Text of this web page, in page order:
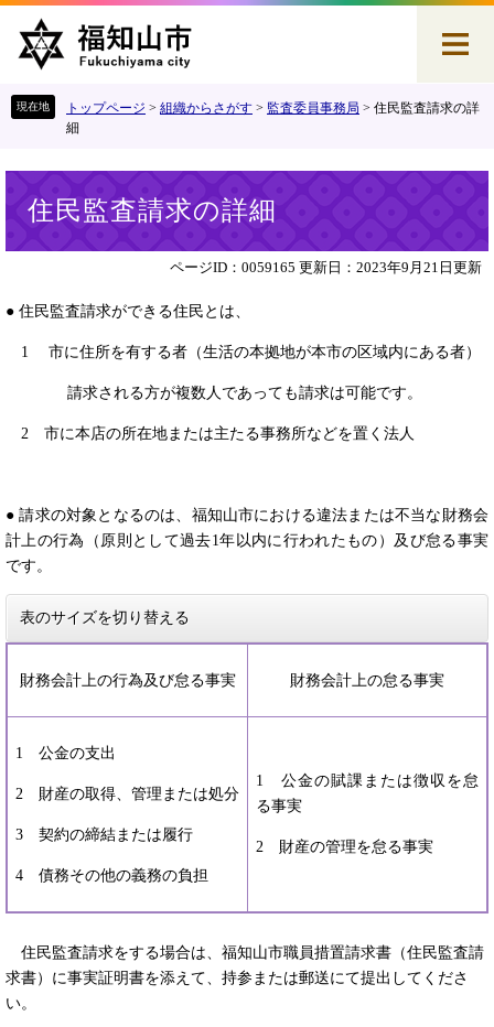
す
し
トップページ > 組織からさがす > 監査委員事務局 > 住民監査請求の詳
細
住民監査請求の詳細
ページID：0059165 更新日：2023年9月21日更新
● 住民監査請求ができる住民とは、
1 市に住所を有する者（生活の本拠地が本市の区域内にある者）
請求される方が複数人であっても請求は可能です。
2 市に本店の所在地または主たる事務所などを置く法人
● 請求の対象となるのは、福知山市における違法または不当な財務会
計上の行為（原則として過去1年以内に行われたもの）及び怠る事実
です。
表のサイズを切り替える
財務会計上の行為及び怠る事実 財務会計上の怠る事実
1 公金の支出
2 財産の取得、管理または処分
3 契約の締結または履行
4 債務その他の義務の負担
1 公金の賦課または徴収を怠
る事実
2 財産の管理を怠る事実
住民監査請求をする場合は、福知山市職員措置請求書（住民監査請
求書）に事実証明書を添えて、持参または郵送にて提出してくださ
い。